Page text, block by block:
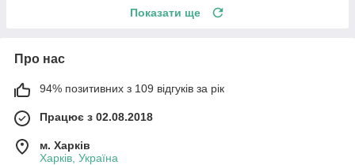
Показати ще
Про нас
94% позитивних з 109 відгуків за рік
Працює з 02.08.2018
м. Харків
Харків, Україна